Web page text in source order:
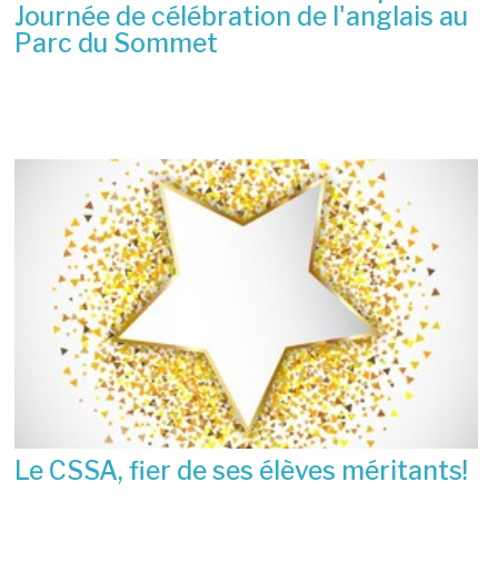
Journée de célébration de l'anglais au
Parc du Sommet
Le CSSA, fier de ses élèves méritants!